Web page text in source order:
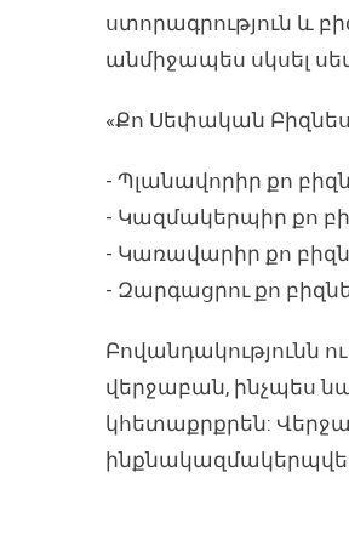
ստորագրություն և
անմիջապես սկսել
«Քո Սեփական
- Պլանավորիր քո
- Կազմակերպիր քո
- Կառավարիր քո
- Զարգացրու քո
Բովանդակությունն
վերջաբան, ինչպես
կհետաքրքրեն: